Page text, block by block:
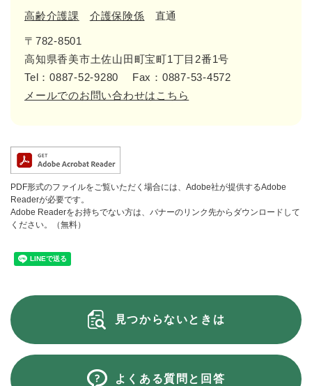
高齢介護課 介護保険係 直通
〒782-8501
高知県香美市土佐山田町宝町1丁目2番1号
Tel：0887-52-9280
Fax：0887-53-4572
メールでのお問い合わせはこちら
PDF形式のファイルをご覧いただく場合には、Adobe社が提供するAdobe
Readerが必要です。
Adobe Readerをお持ちでない方は、バナーのリンク先からダウンロードして
ください。（無料）
見つからないときは
よくある質問と回答